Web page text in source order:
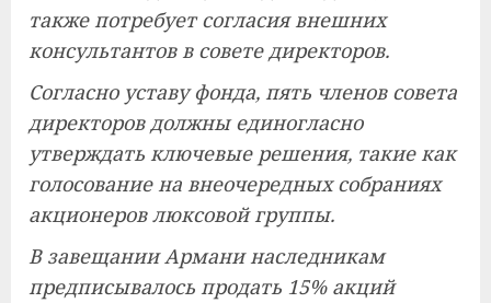
также потребует согласия внешних
консультантов в совете директоров.
Согласно уставу фонда, пять членов совета
директоров должны единогласно
утверждать ключевые решения, такие как
голосование на внеочередных собраниях
акционеров люксовой группы.
В завещании Армани наследникам
предписывалось продать 15% акций